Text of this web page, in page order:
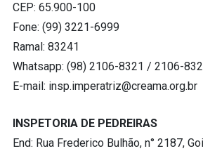
CEP: 65.900-100
Fone: (99) 3221-6999
Ramal: 83241
Whatsapp: (98) 2106-8321 / 2106-
E-mail: insp.imperatriz@creama.org.br
INSPETORIA DE PEDREIRAS
End: Rua Frederico Bulhão, n° 2187,